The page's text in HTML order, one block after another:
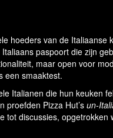
hoeders van de
paspoort die zijn
maar open voor
een smaaktest.
Italianen die hun keuken
proefden Pizza Hut’s un-
tot discussies,